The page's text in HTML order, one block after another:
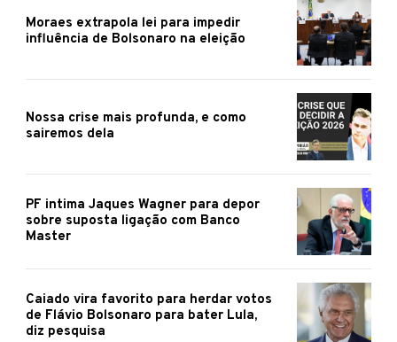
Moraes extrapola lei para impedir
influência de Bolsonaro na eleição
Nossa crise mais profunda, e como
sairemos dela
PF intima Jaques Wagner para depor
sobre suposta ligação com Banco
Master
Caiado vira favorito para herdar votos
de Flávio Bolsonaro para bater Lula,
diz pesquisa